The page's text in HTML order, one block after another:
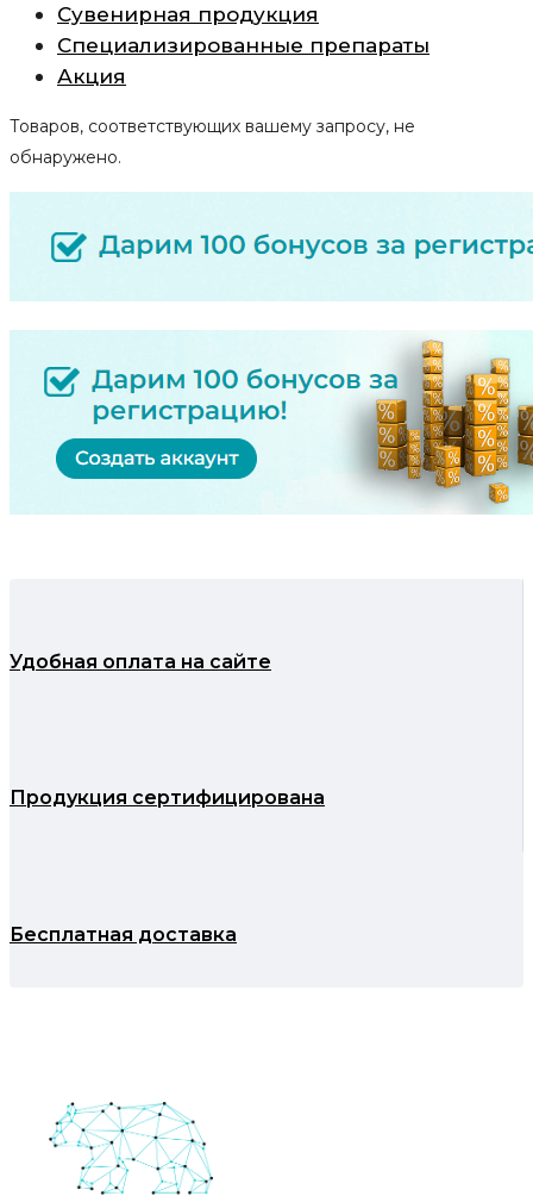
Сувенирная продукция
Специализированные препараты
Акция
Товаров, соответствующих вашему запросу, не
обнаружено.
Удобная оплата на сайте
Продукция сертифицирована
Бесплатная доставка